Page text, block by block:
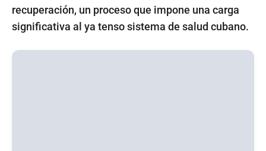
recuperación, un proceso que impone una carga
significativa al ya tenso sistema de salud cubano.